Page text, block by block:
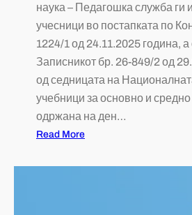
наука – Педагошка служба ги
учесници во постапката по
1224/1 од 24.11.2025 година, а
Записникот бр. 26-849/2 од
од седницата на
учебници за основно и
одржана на ден…
Read More